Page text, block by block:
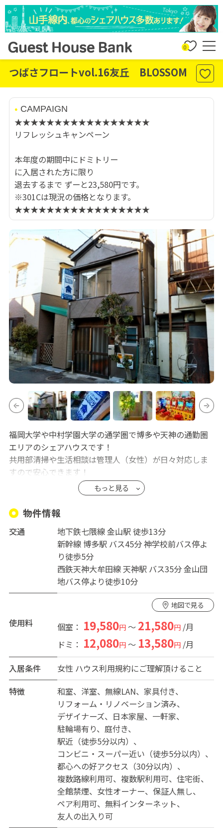
0
つばさフロートvol.16友丘 BLOSSOM
CAMPAIGN
★★★★★★★★★★★★★★★★★
リフレッシュキャンペーン
本年度の期間中にドミトリー
に入居された方に限り
退去するまで ずーと23,580円です。
※301Cは現況の価格となります。
★★★★★★★★★★★★★★★★★
福岡大学や中村学園大学の通学圏で博多や天神の通勤圏
エリアのシェアハウスです！
共用部清掃や生活相談は管理人（女性）が日々対応しま
すので安心できます！
防犯・防災・清掃に心がけた温かい管理会社です。
春・夏・秋・冬を通して楽しいハウスつくりを皆さんで
しませんか？
室内は白色の壁をベースに夜間自動照明を組み合わせた
防犯・防災に対応した空間です。また楽しく入居者のに
ぎわいのある空間を創るリフレッシュロビーや友丘の源
泉地下水を取り入れた浴室などを取り入れて毎日が新鮮
そして清潔な生活が満喫できるハウスに仕上げました。
※最低入居期間は1ヶ月間です。
※女性専用のハウスです。
※共用部清掃・ゴミ出しは当社管理対応します。
※住民登録可能です。
※外国人の方の入居も可能です。
※全室鍵付き
※共益費内訳（電気・ガス・水道・wifi・ｲﾝﾀｰﾈｯﾄ
LAN・NHK・町内会費・火災保険・什器備品・ｺﾞﾐ袋
・管理清掃料の全て）
※契約には保証人の必要はありません。
※鍵管理デポジット費が0.5カ月分
※屋外に喫煙所あります。
※レンタル自転車（無料）は2台あります。
※従来より年齢の制限は無く丁寧に対応致します。
※友丘は女性専用・金山・飯塚は男女共用となります。
※つばさフロートシリーズは国土交通大臣の賃貸住宅管
理業の許可を受けた企業が自己所有で運営しています。
もっと見る
物件情報
交通
地下鉄七隈線 金山駅 徒歩13分
新幹線 博多駅 バス45分 神学校前バス停よ
り徒歩5分
西鉄天神大牟田線 天神駅 バス35分 金山団
地バス停より徒歩10分
地図で見る
使用料 個室： 19,580円～ 21,580円/月
ドミ： 12,080円～ 13,580円/月
入居条件
女性 ハウス利用規約にご理解頂けること
特徴
和室 洋室 無線LAN
家具付き
リフォーム・リノベーション済み
デザイナーズ
日本家屋
一軒家
駐輪場有り
庭付き
駅近（徒歩5分以内）
コンビニ・スーパー近い（徒歩5分以内）
都心への好アクセス（30分以内）
複数路線利用可
複数駅利用可
住宅街
全館禁煙
女性オーナー
保証人無し
ペア利用可
無料インターネット
友人の出入り可